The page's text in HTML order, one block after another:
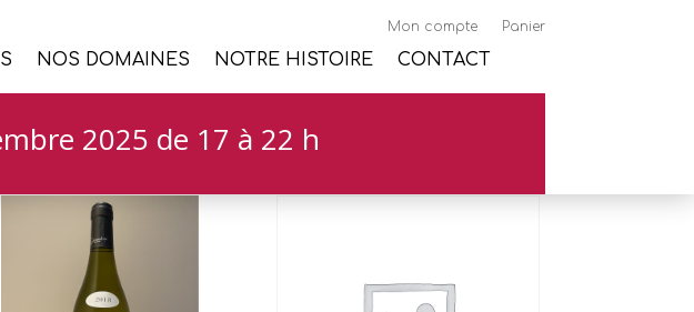
Mon compte Panier
NOS DOMAINES NOTRE HISTOIRE CONTACT
2025 de 17 à 22 h